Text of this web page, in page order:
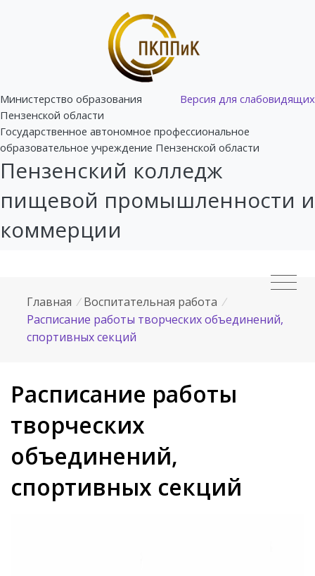
Версия для слабовидящих
Министерство образования
Пензенской области
Государственное автономное профессиональное
образовательное учреждение Пензенской области
Пензенский колледж
пищевой промышленности и
коммерции
Главная / Воспитательная работа /
Расписание работы творческих объединений,
спортивных секций
Расписание работы
творческих
объединений,
спортивных секций